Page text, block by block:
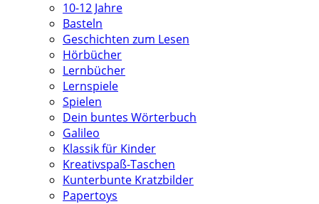
10-12 Jahre
Basteln
Geschichten zum Lesen
Hörbücher
Lernbücher
Lernspiele
Spielen
Dein buntes Wörterbuch
Galileo
Klassik für Kinder
Kreativspaß-Taschen
Kunterbunte Kratzbilder
Papertoys